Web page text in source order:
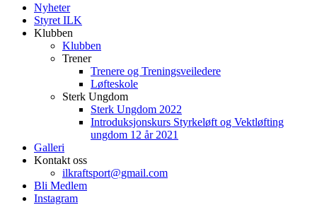
Nyheter
Styret ILK
Klubben
Klubben
Trener
Trenere og Treningsveiledere
Løfteskole
Sterk Ungdom
Sterk Ungdom 2022
Introduksjonskurs Styrkeløft og Vektløfting
ungdom 12 år 2021
Galleri
Kontakt oss
ilkraftsport@gmail.com
Bli Medlem
Instagram